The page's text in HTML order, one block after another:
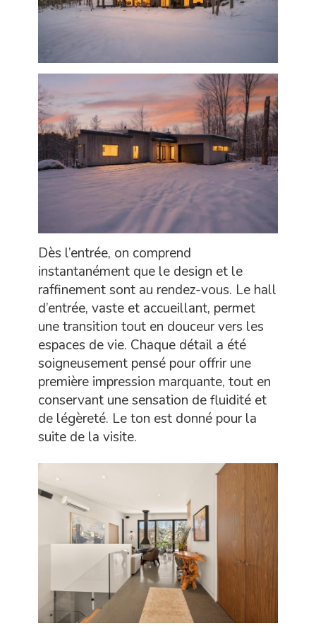
Dès l’entrée, on comprend
instantanément que le design et le
raffinement sont au rendez-vous. Le hall
d’entrée, vaste et accueillant, permet
une transition tout en douceur vers les
espaces de vie. Chaque détail a été
soigneusement pensé pour offrir une
première impression marquante, tout en
conservant une sensation de fluidité et
de légèreté. Le ton est donné pour la
suite de la visite.